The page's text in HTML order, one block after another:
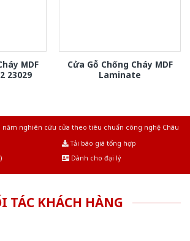
MDF
23029
Cửa Gỗ Chống Cháy MDF
Laminate
nghiên cứu cửa theo tiêu chuẩn công nghệ Châu
Tải báo giá tổng hợp
Dành cho đại lý
TÁC KHÁCH HÀNG